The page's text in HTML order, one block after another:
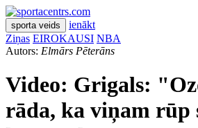
sporta veids
ienākt
Ziņas EIROKAUSI NBA
Autors: Elmārs Pēterāns
Video: Grigals:
rāda, ka viņam rūp